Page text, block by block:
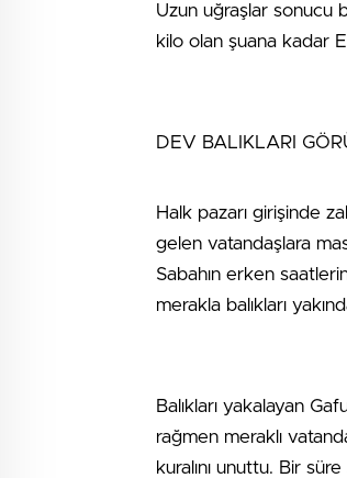
Uzun uğraşlar sonucu
kilo olan şuana kadar
DEV BALIKLARI
Halk pazarı girişinde
gelen vatandaşlara
Sabahın erken
merakla balıkları
Balıkları yakalayan
rağmen meraklı
kuralını unuttu. Bir